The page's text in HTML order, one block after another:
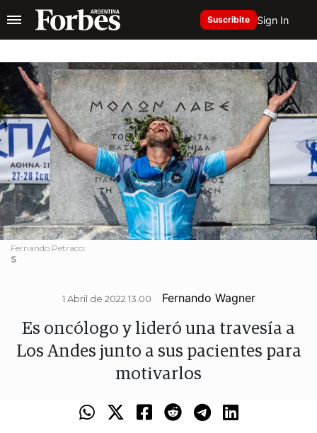
Suscribite Sign In
Fernando Petracci
S
1 Abril de 2022 13.00 Fernando Wagner
Es oncólogo y lideró una travesía a
Los Andes junto a sus pacientes para
motivarlos